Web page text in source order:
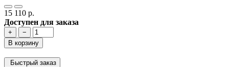
15 110 р.
Доступен для заказа
+
−
В корзину
Быстрый заказ